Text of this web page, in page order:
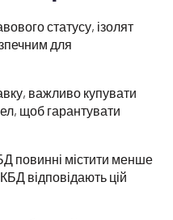
статусу, ізолят
для
важливо купувати
щоб гарантувати
повинні містити менше
КБД відповідають цій